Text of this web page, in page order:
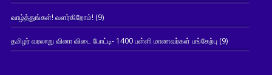
வாழ்த்துங்கள்! வளர்கிறோம்! (9)
தமிழர் வரலாறு வினா விடை போட்டி- 1400 பள்ளி மாணவர்கள் பங்கேற்பு(9)